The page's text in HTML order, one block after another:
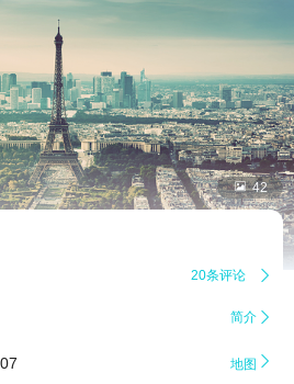
 42
20条评论 
简介 
地图 